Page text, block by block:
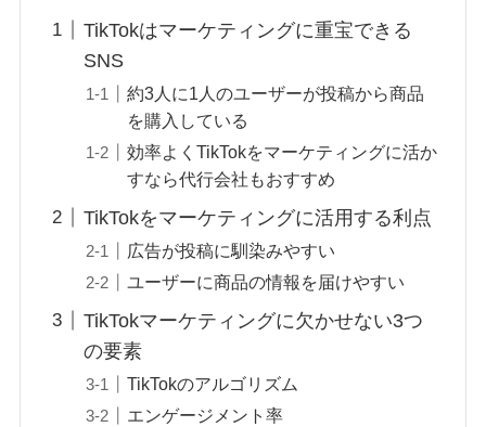
TikTokはマーケティングに重宝できる
SNS
約3人に1人のユーザーが投稿から商品
を購入している
効率よくTikTokをマーケティングに活か
すなら代行会社もおすすめ
TikTokをマーケティングに活用する利点
広告が投稿に馴染みやすい
ユーザーに商品の情報を届けやすい
TikTokマーケティングに欠かせない3つ
の要素
TikTokのアルゴリズム
エンゲージメント率